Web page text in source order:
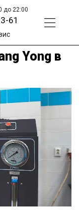
до 22:00
61
Yong в